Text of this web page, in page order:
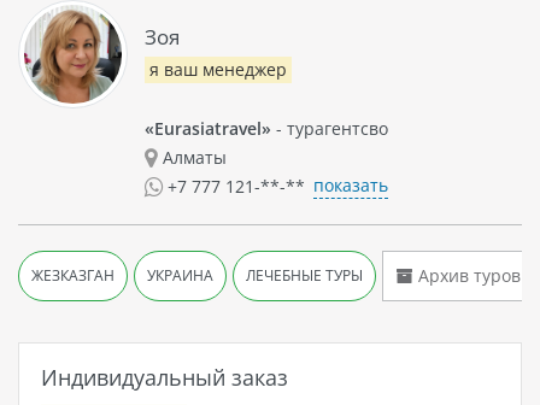
Индивидуальный заказ
Зоя
я ваш менеджер
«Eurasiatravel» - турагентсво
Алматы
+7 777 121-**-** показать
ЖЕЗКАЗГАН УКРАИНА ЛЕЧЕБНЫЕ ТУРЫ Архив туров